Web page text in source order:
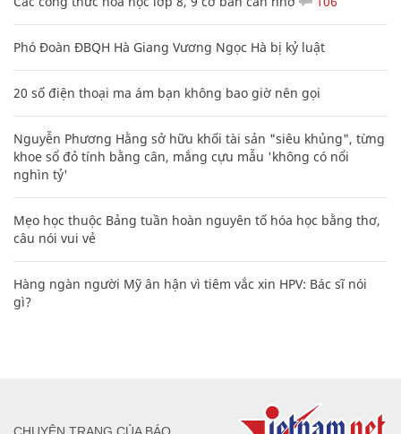
Phó Đoàn ĐBQH Hà Giang Vương Ngọc Hà bị kỷ luật
20 số điện thoại ma ám bạn không bao giờ nên gọi
Nguyễn Phương Hằng sở hữu khối tài sản "siêu khủng", từng
khoe sổ đỏ tính bằng cân, mắng cựu mẫu 'không có nổi
nghìn tỷ'
Mẹo học thuộc Bảng tuần hoàn nguyên tố hóa học bằng thơ,
câu nói vui vẻ
Hàng ngàn người Mỹ ân hận vì tiêm vắc xin HPV: Bác sĩ nói
gì?